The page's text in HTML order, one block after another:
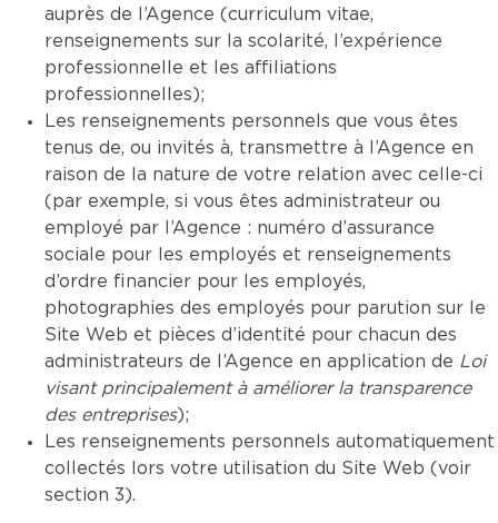
auprès de l’Agence (curriculum vitae,
renseignements sur la scolarité, l’expérience
professionnelle et les affiliations
professionnelles);
Les renseignements personnels que vous êtes
tenus de, ou invités à, transmettre à l’Agence en
raison de la nature de votre relation avec celle-ci
(par exemple, si vous êtes administrateur ou
employé par l’Agence : numéro d’assurance
sociale pour les employés et renseignements
d’ordre financier pour les employés,
photographies des employés pour parution sur le
Site Web et pièces d’identité pour chacun des
administrateurs de l’Agence en application de Loi
visant principalement à améliorer la transparence
des entreprises);
Les renseignements personnels automatiquement
collectés lors votre utilisation du Site Web (voir
section 3).